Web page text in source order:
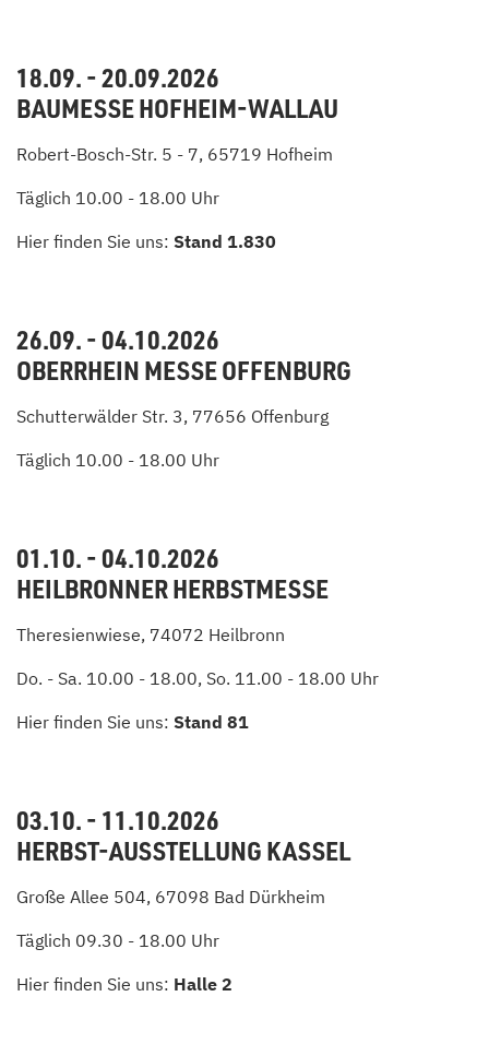
18.09. - 20.09.2026
BAUMESSE HOFHEIM-WALLAU
Robert-Bosch-Str. 5 - 7, 65719 Hofheim
Täglich 10.00 - 18.00 Uhr
Hier finden Sie uns: Stand 1.830
26.09. - 04.10.2026
OBERRHEIN MESSE OFFENBURG
Schutterwälder Str. 3, 77656 Offenburg
Täglich 10.00 - 18.00 Uhr
01.10. - 04.10.2026
HEILBRONNER HERBSTMESSE
Theresienwiese, 74072 Heilbronn
Do. - Sa. 10.00 - 18.00, So. 11.00 - 18.00 Uhr
Hier finden Sie uns: Stand 81
03.10. - 11.10.2026
HERBST-AUSSTELLUNG KASSEL
Große Allee 504, 67098 Bad Dürkheim
Täglich 09.30 - 18.00 Uhr
Hier finden Sie uns: Halle 2